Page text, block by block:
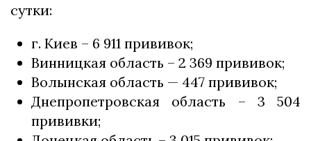
сутки:
г. Киев – 6 911 прививок;
Винницкая область – 2 369 прививок;
Волынская область — 447 прививок;
Днепропетровская область – 3 504
прививки;